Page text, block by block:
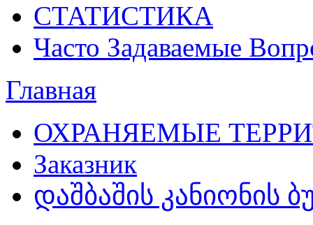
СТАТИСТИКА
Часто Задаваемые
Главная
ОХРАНЯЕМЫЕ
Заказник
დაშბაშის კანიონის